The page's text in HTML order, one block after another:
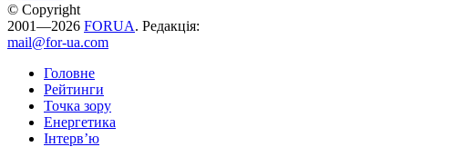
© Copyright
2001—2026 FORUA. Редакція:
mail@for-ua.com
Головне
Рейтинги
Точка зору
Енергетика
Інтерв’ю